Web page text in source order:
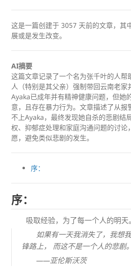
这是一篇创建于 3057 天前的文章，其
展或是发生改变。
AI摘要
这篇文章记录了一个名为张千叶的人
人（特别是其父亲）强制带回云南老家
Ayaka已成年并有精神健康问题，但她
意，且存在暴力行为。文章描述了从报
不上Ayaka，最终发现她自杀的悲剧结
权、抑郁症处理和家庭沟通问题的讨论
愿，避免类似悲剧的发生。
序：
序：
吸取经验，为了每一个人的明天。
如果有一天我消失了，我想
锋路上， 而这不是一个人的悲剧。
——亚伦斯沃茨